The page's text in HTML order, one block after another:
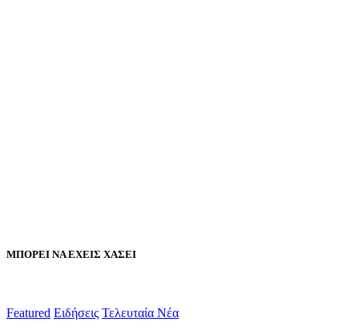
ΜΠΟΡΕΙ ΝΑ ΕΧΕΙΣ ΧΑΣΕΙ
Featured Ειδήσεις Τελευταία Νέα